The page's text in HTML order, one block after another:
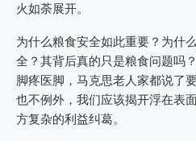
火如荼展开。
为什么粮食安全如此重要？为什
全？其背后真的只是粮食问题吗
脚疼医脚，马克思老人家都说了
也不例外，我们应该揭开浮在表
方复杂的利益纠葛。